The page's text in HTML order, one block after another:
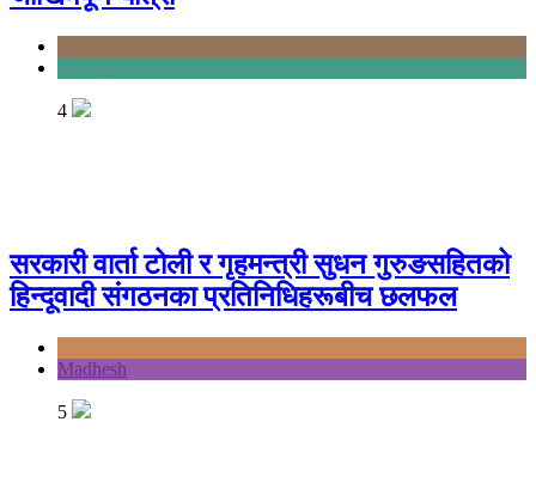
4
सरकारी वार्ता टोली र गृहमन्त्री सुधन गुरुङसहितको
हिन्दूवादी संगठनका प्रतिनिधिहरूबीच छलफल
Madhesh
5